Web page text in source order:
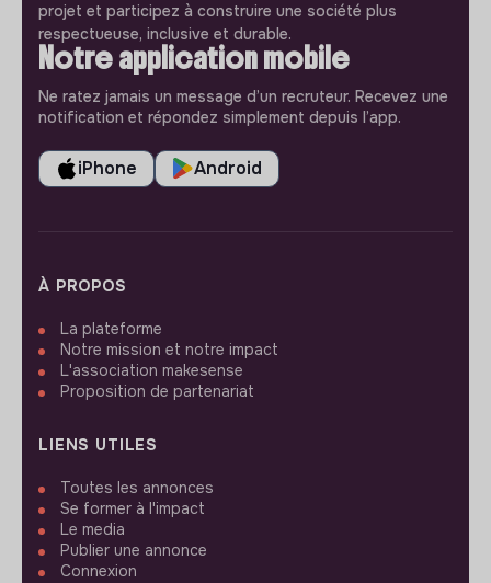
projet et participez à construire une société plus
respectueuse, inclusive et durable.
Notre application mobile
Ne ratez jamais un message d’un recruteur. Recevez une
notification et répondez simplement depuis l’app.
iPhone Android
À PROPOS
La plateforme
Notre mission et notre impact
L'association makesense
Proposition de partenariat
LIENS UTILES
Toutes les annonces
Se former à l'impact
Le media
Publier une annonce
Connexion